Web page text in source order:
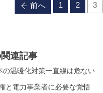
前へ 1 2 3
連記事
の温暖化対策一直線は危ない
と電力事業者に必要な覚悟